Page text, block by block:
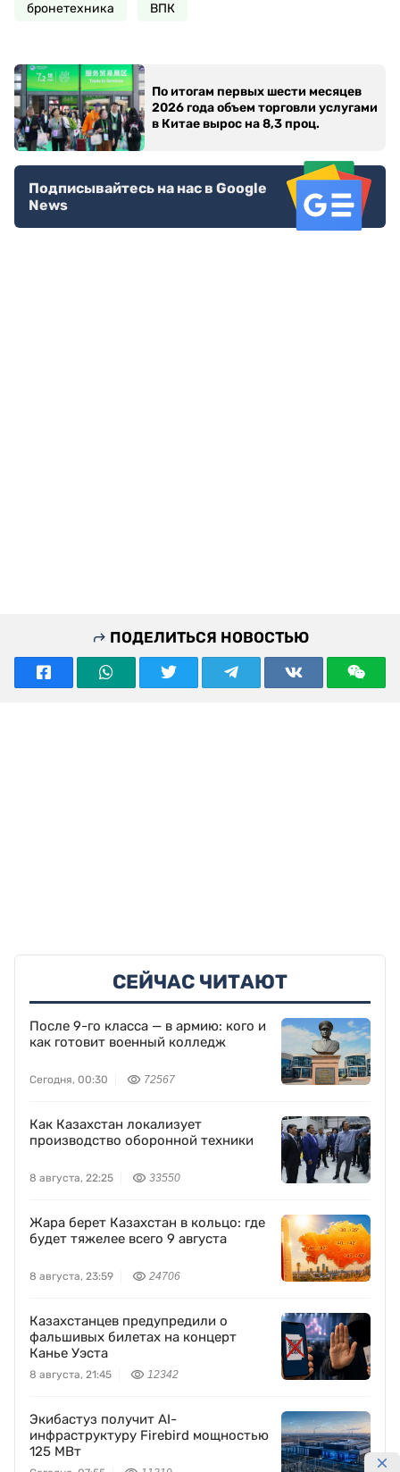
бронетехника ВПК
По итогам первых шести месяцев
2026 года объем торговли услугами
в Китае вырос на 8,3 проц.
Подписывайтесь на нас в Google
News
ПОДЕЛИТЬСЯ НОВОСТЬЮ
СЕЙЧАС ЧИТАЮТ
После 9-го класса — в армию: кого и
как готовит военный колледж
Сегодня, 00:30 72567
Как Казахстан локализует
производство оборонной техники
8 августа, 22:25 33550
Жара берет Казахстан в кольцо: где
будет тяжелее всего 9 августа
8 августа, 23:59 24706
Казахстанцев предупредили о
фальшивых билетах на концерт
Канье Уэста
8 августа, 21:45 12342
Экибастуз получит AI-
инфраструктуру Firebird мощностью
125 МВт